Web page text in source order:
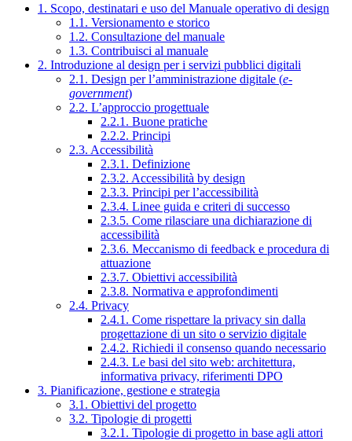
1. Scopo, destinatari e uso del Manuale operativo di design
1.1. Versionamento e storico
1.2. Consultazione del manuale
1.3. Contribuisci al manuale
2. Introduzione al design per i servizi pubblici digitali
2.1. Design per l’amministrazione digitale (e-
government)
2.2. L’approccio progettuale
2.2.1. Buone pratiche
2.2.2. Principi
2.3. Accessibilità
2.3.1. Definizione
2.3.2. Accessibilità by design
2.3.3. Principi per l’accessibilità
2.3.4. Linee guida e criteri di successo
2.3.5. Come rilasciare una dichiarazione di
accessibilità
2.3.6. Meccanismo di feedback e procedura di
attuazione
2.3.7. Obiettivi accessibilità
2.3.8. Normativa e approfondimenti
2.4. Privacy
2.4.1. Come rispettare la privacy sin dalla
progettazione di un sito o servizio digitale
2.4.2. Richiedi il consenso quando necessario
2.4.3. Le basi del sito web: architettura,
informativa privacy, riferimenti DPO
3. Pianificazione, gestione e strategia
3.1. Obiettivi del progetto
3.2. Tipologie di progetti
3.2.1. Tipologie di progetto in base agli attori